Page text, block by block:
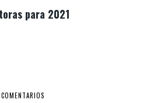
para 2021